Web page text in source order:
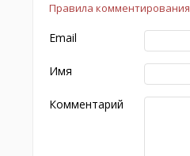
Чтобы ваш комментарий
следующих правил:
Комментарий не
эмоциональных
Не стоит
Пожалуйста, не
также призывы к
Правила комментирования
Email
Имя
Комментарий